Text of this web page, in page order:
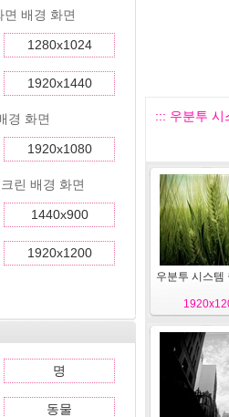
배경 화면
1280x1024
1920x1440
경 화면
1920x1080
린 배경 화면
1440x900
1920x1200
명
동물
::: 우분투 시
우분투 시스템